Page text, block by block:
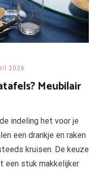
2026
Meubilair
indeling het voor je
een drankje en raken
kruisen. De keuze
een stuk makkelijker